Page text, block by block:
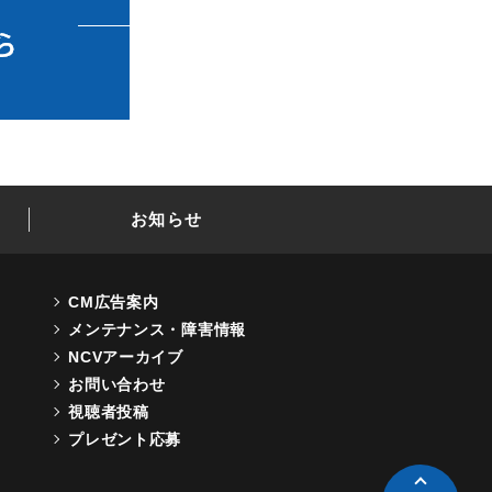
お知らせ
CM広告案内
メンテナンス・障害情報
NCVアーカイブ
お問い合わせ
視聴者投稿
プレゼント応募